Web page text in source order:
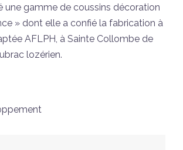
une gamme de coussins décoration
» dont elle a confié la fabrication à
AFLPH, à Sainte Collombe de
lozérien.